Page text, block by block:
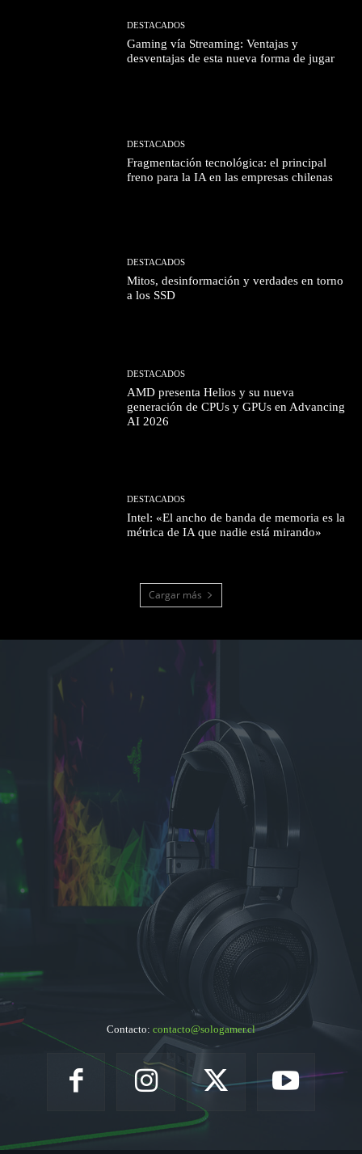
DESTACADOS
Gaming vía Streaming: Ventajas y
desventajas de esta nueva forma de jugar
DESTACADOS
Fragmentación tecnológica: el principal
freno para la IA en las empresas chilenas
DESTACADOS
Mitos, desinformación y verdades en torno
a los SSD
DESTACADOS
AMD presenta Helios y su nueva
generación de CPUs y GPUs en Advancing
AI 2026
DESTACADOS
Intel: «El ancho de banda de memoria es la
métrica de IA que nadie está mirando»
Cargar más
Contacto: contacto@sologamer.cl